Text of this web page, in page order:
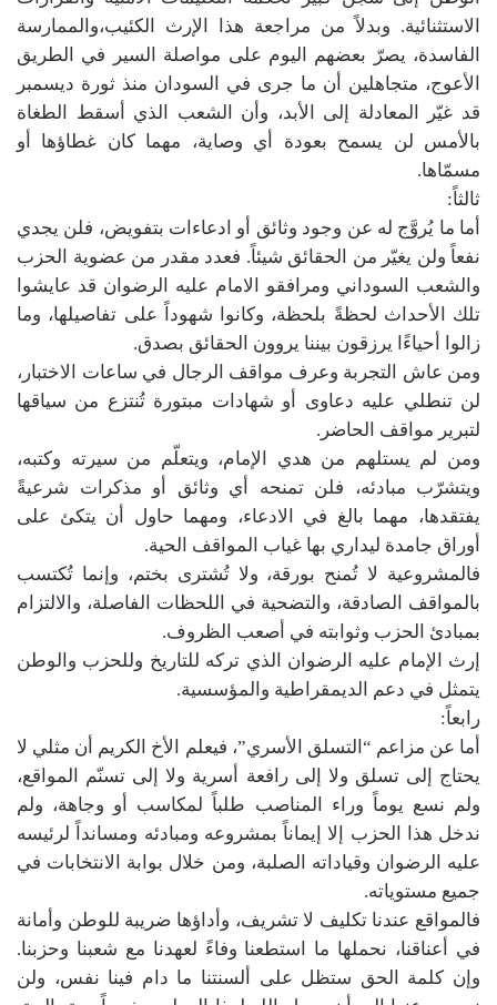
الاستثنائية. وبدلاً من مراجعة هذا الإرث الكئيب،والممارسة
الفاسدة، يصرّ بعضهم اليوم على مواصلة السير في الطريق
الأعوج، متجاهلين أن ما جرى في السودان منذ ثورة ديسمبر
قد غيّر المعادلة إلى الأبد، وأن الشعب الذي أسقط الطغاة
بالأمس لن يسمح بعودة أي وصاية، مهما كان غطاؤها أو
مسمّاها.
ثالثاً:
أما ما يُروَّج له عن وجود وثائق أو ادعاءات بتفويض، فلن يجدي
نفعاً ولن يغيّر من الحقائق شيئاً. فعدد مقدر من عضوية الحزب
والشعب السوداني ومرافقو الامام عليه الرضوان قد عايشوا
تلك الأحداث لحظةً بلحظة، وكانوا شهوداً على تفاصيلها، وما
زالوا أحياءًا يرزقون بيننا يروون الحقائق بصدق.
ومن عاش التجربة وعرف مواقف الرجال في ساعات الاختبار،
لن تنطلي عليه دعاوى أو شهادات مبتورة تُنتزع من سياقها
لتبرير مواقف الحاضر.
ومن لم يستلهم من هدي الإمام، ويتعلّم من سيرته وكتبه،
ويتشرّب مبادئه، فلن تمنحه أي وثائق أو مذكرات شرعيةً
يفتقدها، مهما بالغ في الادعاء، ومهما حاول أن يتكئ على
أوراق جامدة ليداري بها غياب المواقف الحية.
فالمشروعية لا تُمنح بورقة، ولا تُشترى بختم، وإنما تُكتسب
بالمواقف الصادقة، والتضحية في اللحظات الفاصلة، والالتزام
بمبادئ الحزب وثوابته في أصعب الظروف.
إرث الإمام عليه الرضوان الذي تركه للتاريخ وللحزب والوطن
يتمثل في دعم الديمقراطية والمؤسسية.
رابعاً:
أما عن مزاعم “التسلق الأسري”، فيعلم الأخ الكريم أن مثلي لا
يحتاج إلى تسلق ولا إلى رافعة أسرية ولا إلى تسنّم المواقع،
ولم نسع يوماً وراء المناصب طلباً لمكاسب أو وجاهة، ولم
ندخل هذا الحزب إلا إيماناً بمشروعه ومبادئه ومسانداً لرئيسه
عليه الرضوان وقياداته الصلبة، ومن خلال بوابة الانتخابات في
جميع مستوياته.
فالمواقع عندنا تكليف لا تشريف، وأداؤها ضريبة للوطن وأمانة
في أعناقنا، نحملها ما استطعنا وفاءً لعهدنا مع شعبنا وحزبنا.
وإن كلمة الحق ستظل على ألسنتنا ما دام فينا نفس، ولن